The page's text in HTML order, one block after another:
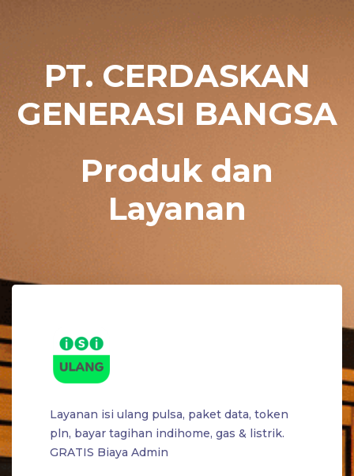
PT. CERDASKAN
GENERASI BANGSA
Produk dan
Layanan
Layanan isi ulang pulsa, paket data, token
pln, bayar tagihan indihome, gas & listrik.
GRATIS Biaya Admin